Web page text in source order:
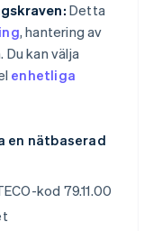
Detta
, hantering av
kan välja
enhetliga
en nätbaserad
kod 79.11.00